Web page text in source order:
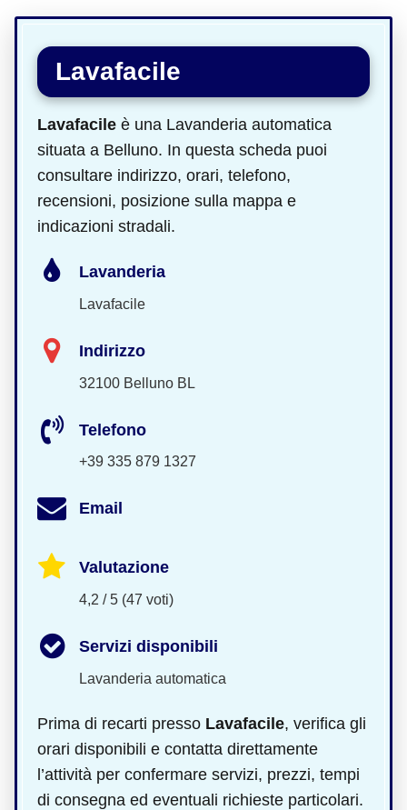
Lavafacile
Lavafacile è una Lavanderia automatica
situata a Belluno. In questa scheda puoi
consultare indirizzo, orari, telefono,
recensioni, posizione sulla mappa e
indicazioni stradali.
Lavanderia
Lavafacile
Indirizzo
32100 Belluno BL
Telefono
+39 335 879 1327
Email
Valutazione
4,2 / 5 (47 voti)
Servizi disponibili
Lavanderia automatica
Prima di recarti presso Lavafacile, verifica gli
orari disponibili e contatta direttamente
l’attività per confermare servizi, prezzi, tempi
di consegna ed eventuali richieste particolari.